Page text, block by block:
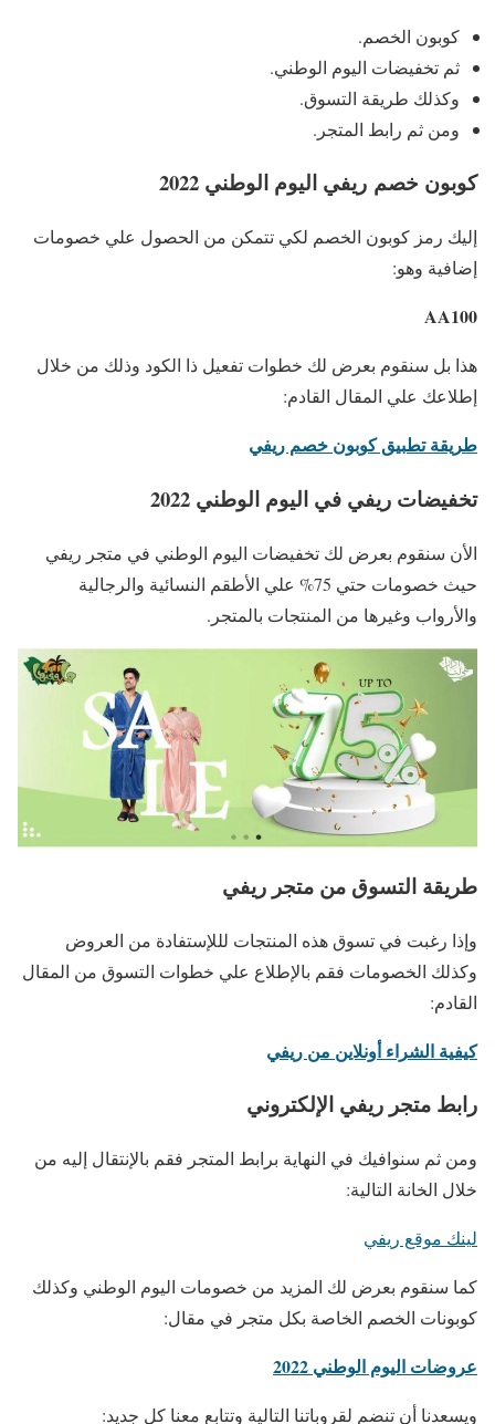
كوبون الخصم.
ثم تخفيضات اليوم الوطني.
وكذلك طريقة التسوق.
ومن ثم رابط المتجر.
كوبون خصم ريفي اليوم الوطني 2022
إليك رمز كوبون الخصم لكي تتمكن من الحصول علي خصومات
إضافية وهو:
AA100
هذا بل سنقوم بعرض لك خطوات تفعيل ذا الكود وذلك من خلال
إطلاعك علي المقال القادم:
طريقة تطبيق كوبون خصم ريفي
تخفيضات ريفي في اليوم الوطني 2022
الأن سنقوم بعرض لك تخفيضات اليوم الوطني في متجر ريفي
حيث خصومات حتي 75% علي الأطقم النسائية والرجالية
والأرواب وغيرها من المنتجات بالمتجر.
طريقة التسوق من متجر ريفي
وإذا رغبت في تسوق هذه المنتجات لللإستفادة من العروض
وكذلك الخصومات فقم بالإطلاع علي خطوات التسوق من المقال
القادم:
كيفية الشراء أونلاين من ريفي
رابط متجر ريفي الإلكتروني
ومن ثم سنوافيك في النهاية برابط المتجر فقم بالإنتقال إليه من
خلال الخانة التالية:
لينك موقع ريفي
كما سنقوم بعرض لك المزيد من خصومات اليوم الوطني وكذلك
كوبونات الخصم الخاصة بكل متجر في مقال:
عروضات اليوم الوطني 2022
ويسعدنا أن تنضم لقروباتنا التالية وتتابع معنا كل جديد: